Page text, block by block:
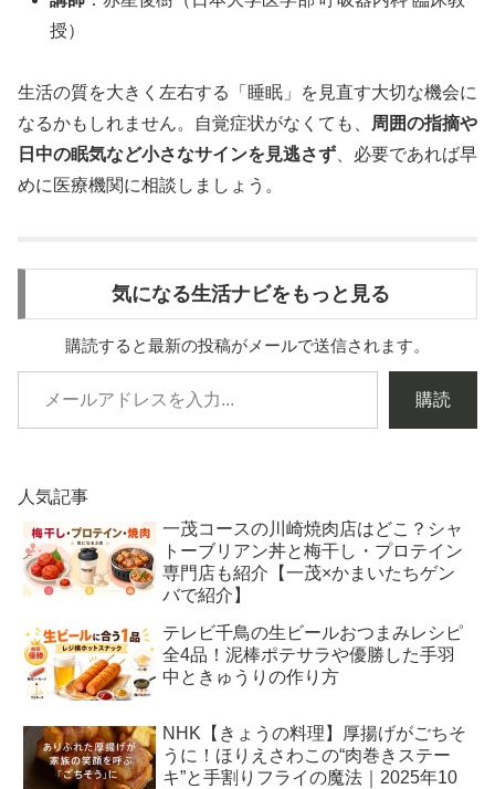
授）
生活の質を大きく左右する「睡眠」を見直す大切な機会に
なるかもしれません。自覚症状がなくても、 周囲の指摘や
日中の眠気など小さなサインを見逃さず、必要であれば早
めに医療機関に相談しましょう。
気になる生活ナビをもっと見る
購読すると最新の投稿がメールで送信されます。
購読
人気記事
一茂コースの川崎焼肉店はどこ？シャ
トーブリアン丼と梅干し・プロテイン
専門店も紹介【一茂×かまいたちゲン
バで紹介】
テレビ千鳥の生ビールおつまみレシピ
全4品！泥棒ポテサラや優勝した手羽
中ときゅうりの作り方
NHK【きょうの料理】厚揚げがごちそ
うに！ほりえさわこの“肉巻きステー
キ”と手割りフライの魔法｜2025年10